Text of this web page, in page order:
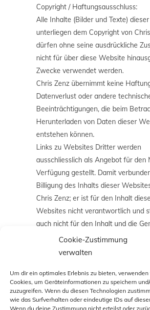
Cookie-Zustimmung
verwalten
Um dir ein optimales Erlebnis zu bieten,
Cookies, um Geräteinformationen zu speichern
zuzugreifen. Wenn du diesen Technologien
wie das Surfverhalten oder eindeutige IDs auf
Wenn du deine Zustimmung nicht erteilst oder
Copyright / Haftungsausschluss:
Alle Inhalte (Bilder und Texte)
unterliegen dem Copyright von
dürfen ohne seine ausdrückliche
nicht für über diese Website
Zwecke verwendet werden.
Chris Zenz übernimmt keine
Datenverlust oder andere
Beeinträchtigungen, die beim
Herunterladen von Daten dieser
entstehen können.
Links zu Websites Dritter werden
ausschliesslich als Angebot für den
Verfügung gestellt. Damit
Billigung des Inhalts dieser
Chris Zenz; er ist für den Inhalt
Websites nicht verantwortlich und
auch nicht für den Inhalt und die
der Informationen auf diesen
Jeder Zugriff auf diese Websites
Datenschutzerklärung